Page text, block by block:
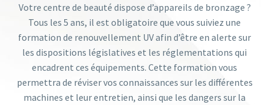
Votre centre de beauté dispose d’appareils de bronzage ?
Tous les 5 ans, il est obligatoire que vous suiviez une
formation de renouvellement UV afin d’être en alerte sur
les dispositions législatives et les réglementations qui
encadrent ces équipements. Cette formation vous
permettra de réviser vos connaissances sur les différentes
machines et leur entretien, ainsi que les dangers sur la